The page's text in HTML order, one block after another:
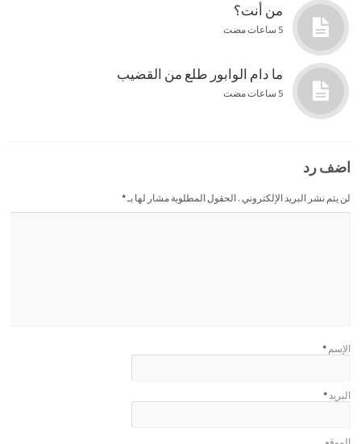
من أنت؟
5 ساعات مضت
ما دام الوابور طلع من القضيب
5 ساعات مضت
اضف رد
لن يتم نشر البريد الإلكتروني . الحقول المطلوبة مشار لها بـ*
الإسم *
البريد*